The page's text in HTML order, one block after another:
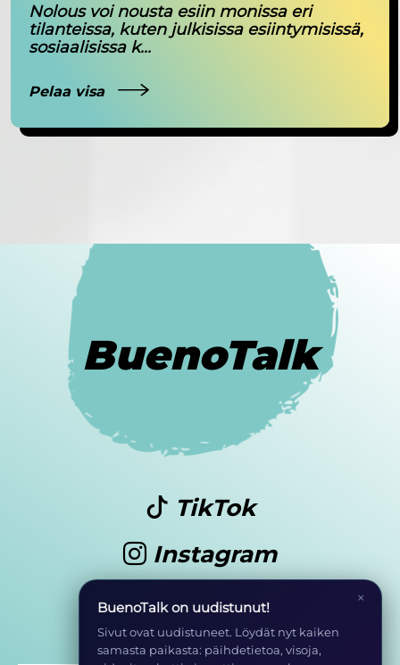
Nolous voi nousta esiin monissa eri
tilanteissa, kuten julkisissa esiintymisissä,
sosiaalisissa k...
Pelaa visa
BuenoTalk
TikTok
Instagram
Youtube
×
BuenoTalk on uudistunut!
Sivut ovat uudistuneet. Löydät nyt kaiken
samasta paikasta: päihdetietoa, visoja,